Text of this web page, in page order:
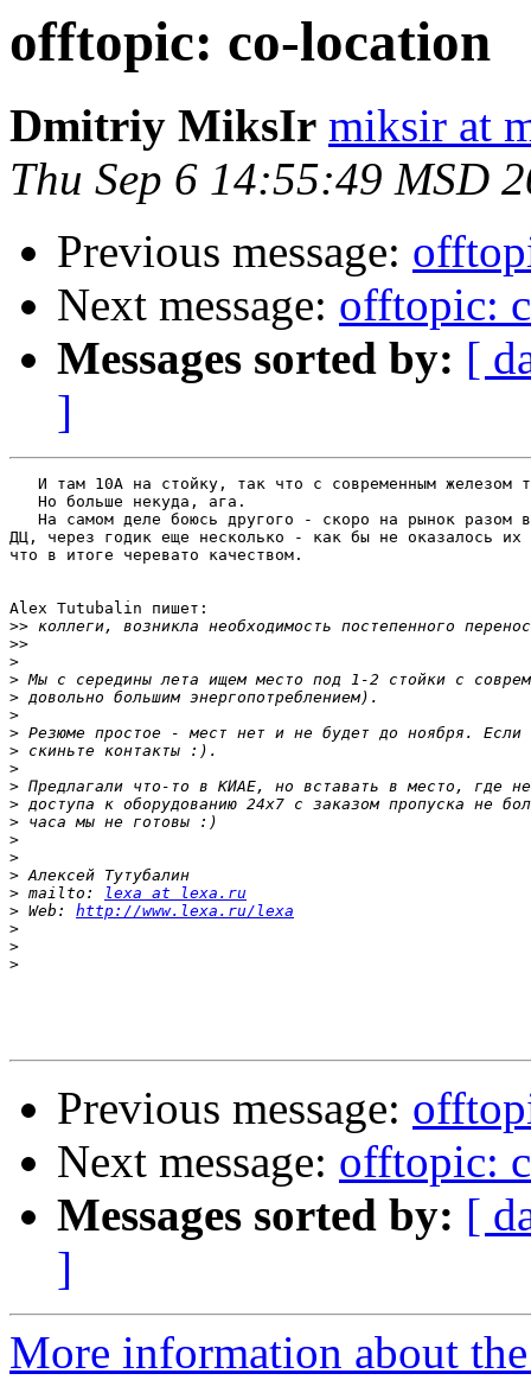
offtopic: co-location
Dmitriy MiksIr miksir at
Thu Sep 6 14:55:49 MSD
Previous message:
Next message: offtopic:
Messages sorted by: [
]
И там 10А на стойку, так что с современным железом
   Но больше некуда, ага.
На самом деле боюсь другого - скоро на рынок разом
ДЦ, через годик еще несколько - как бы не оказалось
что в итоге черевато качеством.
Alex Tutubalin пишет:
>>
>>
>
>
>
>
>
>
>
>
>
>
>
>
>
> mailto:
lexa at lexa.ru
> Web: http://www.lexa.ru/lexa
>
>
>
Previous message:
Next message: offtopic:
Messages sorted by: [
]
More information about